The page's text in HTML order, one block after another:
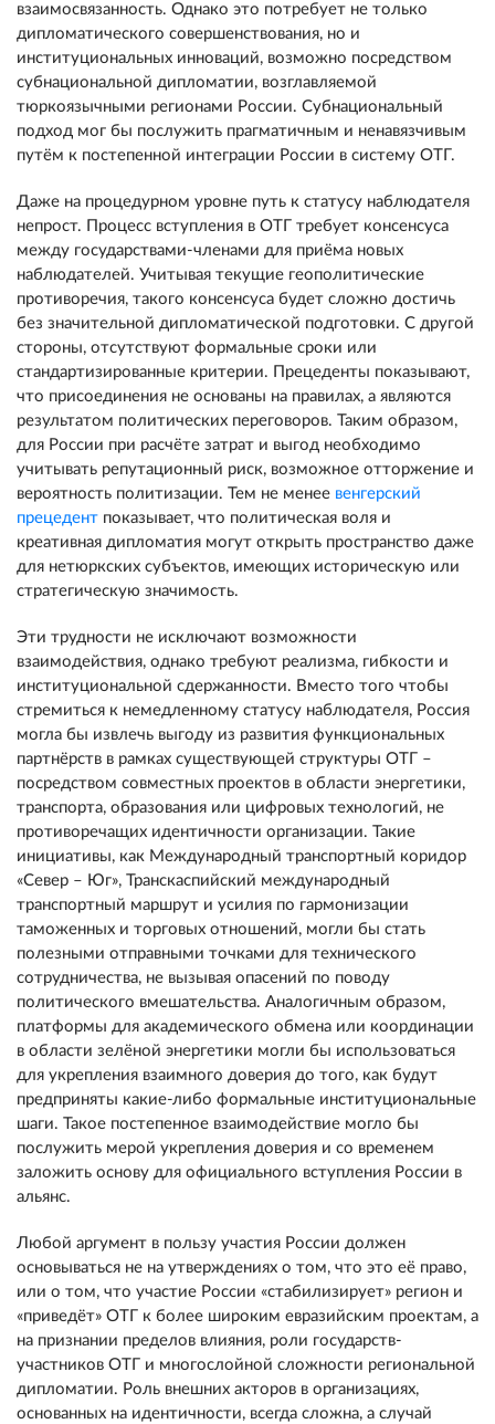
взаимосвязанность. Однако это потребует не только
дипломатического совершенствования, но и
институциональных инноваций, возможно посредством
субнациональной дипломатии, возглавляемой
тюркоязычными регионами России. Субнациональный
подход мог бы послужить прагматичным и ненавязчивым
путём к постепенной интеграции России в систему ОТГ.
Даже на процедурном уровне путь к статусу наблюдателя
непрост. Процесс вступления в ОТГ требует консенсуса
между государствами-членами для приёма новых
наблюдателей. Учитывая текущие геополитические
противоречия, такого консенсуса будет сложно достичь
без значительной дипломатической подготовки. С другой
стороны, отсутствуют формальные сроки или
стандартизированные критерии. Прецеденты показывают,
что присоединения не основаны на правилах, а являются
результатом политических переговоров. Таким образом,
для России при расчёте затрат и выгод необходимо
учитывать репутационный риск, возможное отторжение и
вероятность политизации. Тем не менее венгерский
прецедент показывает, что политическая воля и
креативная дипломатия могут открыть пространство даже
для нетюркских субъектов, имеющих историческую или
стратегическую значимость.
Эти трудности не исключают возможности
взаимодействия, однако требуют реализма, гибкости и
институциональной сдержанности. Вместо того чтобы
стремиться к немедленному статусу наблюдателя, Россия
могла бы извлечь выгоду из развития функциональных
партнёрств в рамках существующей структуры ОТГ –
посредством совместных проектов в области энергетики,
транспорта, образования или цифровых технологий, не
противоречащих идентичности организации. Такие
инициативы, как Международный транспортный коридор
«Север – Юг», Транскаспийский международный
транспортный маршрут и усилия по гармонизации
таможенных и торговых отношений, могли бы стать
полезными отправными точками для технического
сотрудничества, не вызывая опасений по поводу
политического вмешательства. Аналогичным образом,
платформы для академического обмена или координации
в области зелёной энергетики могли бы использоваться
для укрепления взаимного доверия до того, как будут
предприняты какие-либо формальные институциональные
шаги. Такое постепенное взаимодействие могло бы
послужить мерой укрепления доверия и со временем
заложить основу для официального вступления России в
альянс.
Любой аргумент в пользу участия России должен
основываться не на утверждениях о том, что это её право,
или о том, что участие России «стабилизирует» регион и
«приведёт» ОТГ к более широким евразийским проектам, а
на признании пределов влияния, роли государств-
участников ОТГ и многослойной сложности региональной
дипломатии. Роль внешних акторов в организациях,
основанных на идентичности, всегда сложна, а случай